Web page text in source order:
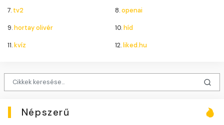
7. tv2 8.openai
9.hortay olivér 10.híd
11.kvíz 12.liked.hu
Népszerű